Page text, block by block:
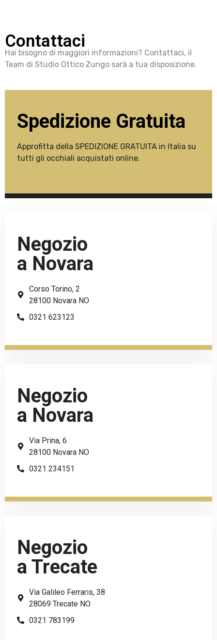
Contattaci
Hai bisogno di maggiori informazioni? Contattaci, il
Team di Studio Ottico Zurigo sarà a tua disposizione.
Spedizione Gratuita
Approfitta della SPEDIZIONE GRATUITA in Italia su
tutti gli occhiali acquistati online.
Negozio
a Novara
Corso Torino, 2
28100 Novara NO
0321 623123
Negozio
a Novara
Via Prina, 6
28100 Novara NO
0321 234151
Negozio
a Trecate
Via Galileo Ferraris, 38
28069 Trecate NO
0321 783199